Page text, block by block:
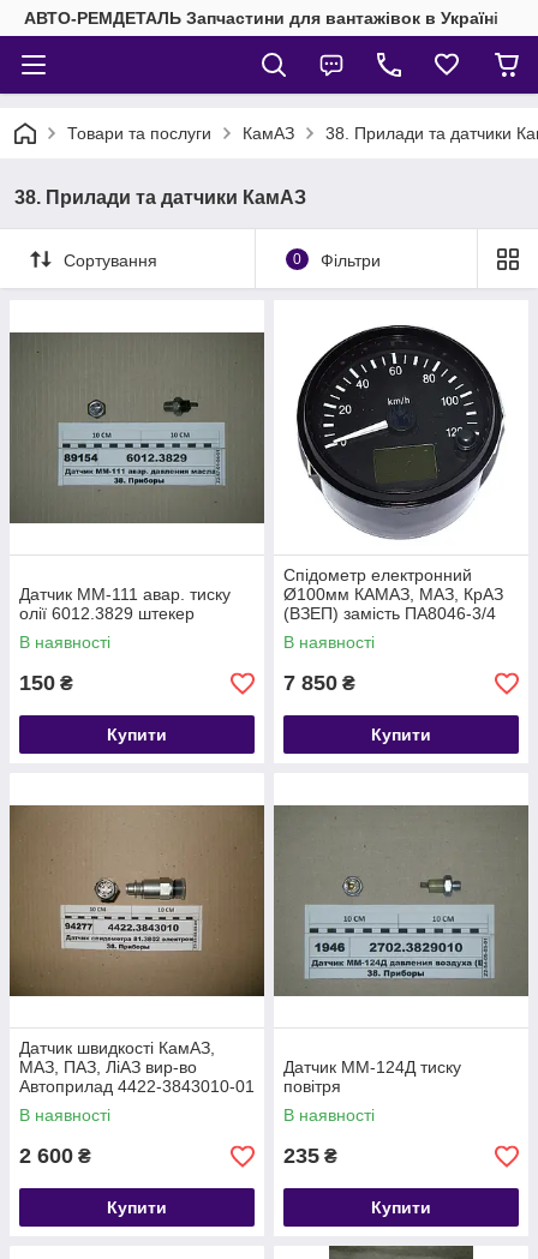
АВТО-РЕМДЕТАЛЬ Запчастини для вантажівок в Україні
Товари та послуги КамАЗ 38. Прилади та датчики
38. Прилади та датчики КамАЗ
Сортування 0 Фільтри
Датчик ММ-111 авар. тиску
олії 6012.3829 штекер
В наявності
150 ₴
Купити
Спідометр електронний
Ø100мм КАМАЗ, МАЗ, КрАЗ
(ВЗЕП) замість ПА8046-3/4
ПА8160-6
В наявності
7 850 ₴
Купити
Датчик швидкості КамАЗ,
МАЗ, ПАЗ, ЛіАЗ вир-во
Автоприлад 4422-3843010-01
В наявності
2 600 ₴
Купити
Датчик ММ-124Д тиску
повітря
В наявності
235 ₴
Купити